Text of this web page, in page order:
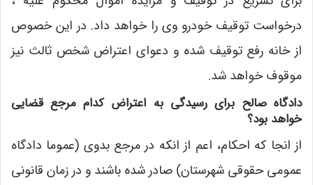
درخواست توقیف خودرو وی را خواهد داد. در این خصوص
از خانه رفع توقیف شده و دعوای اعتراض شخص ثالث نیز
موقوف خواهد شد.
دادگاه صالح برای رسیدگی به اعتراض کدام مرجع قضایی
خواهد بود؟
از انجا که احکام، اعم از انکه در مرجع بدوی (عموما دادگاه
عمومی حقوقی شهرستان) صادر شده باشند و در زمان قانونی